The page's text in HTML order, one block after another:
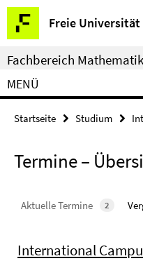
Springe
direkt
zu
Inhalt
Freie
Service-
Navigation
Fachbereich
MENÜ
Startseite Studium
Termine –
2
Aktuelle Termine
International